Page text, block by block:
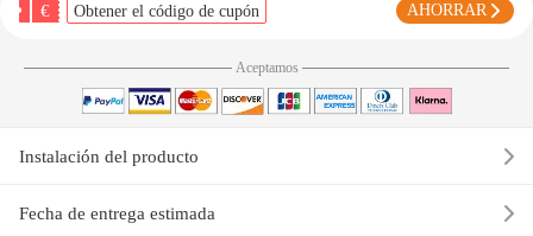
€ Obtener el código de cupón AHORRAR
Aceptamos
Instalación del producto
Fecha de entrega estimada